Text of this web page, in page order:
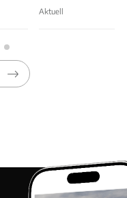
Aktuell